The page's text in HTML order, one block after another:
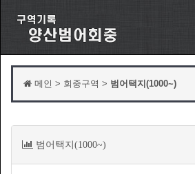
메인 > 회중구역 > 범어택지(1000~)
범어택지(1000~)